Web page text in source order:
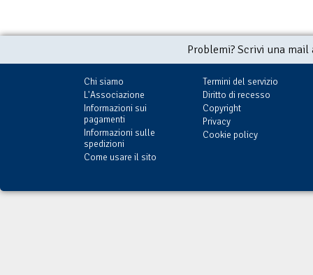
Problemi? Scrivi una
Chi siamo
L'Associazione
Informazioni sui
pagamenti
Informazioni sulle
spedizioni
Come usare il sito
Termini del servizio
Diritto di recesso
Copyright
Privacy
Cookie policy